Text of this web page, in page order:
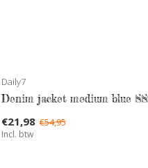
Daily7
Denim jacket medium blue
€21,98 €54,95
Incl. btw